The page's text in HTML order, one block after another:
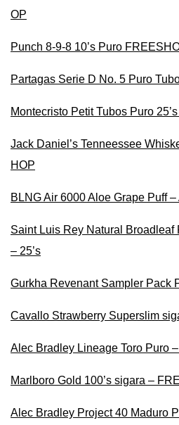
OP
Punch 8-9-8 10’s Puro
Partagas Serie D No. 5 Puro
Montecristo Petit Tubos Puro
Jack Daniel’s Tenneessee
HOP
BLNG Air 6000 Aloe Grape Puff
Saint Luis Rey Natural Broadleaf
– 25’s
Gurkha Revenant Sampler Pack
Cavallo Strawberry Superslim
Alec Bradley Lineage Toro Puro
Marlboro Gold 100’s sigara –
Alec Bradley Project 40 Maduro